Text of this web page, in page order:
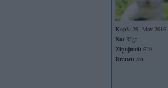
Kopš: 29. May 2016
No: Rīga
Ziņojumi: 629
Braucu ar: